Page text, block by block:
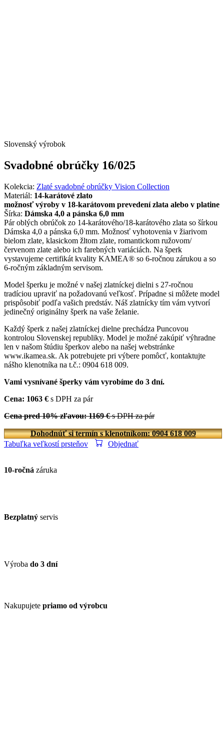
Slovenský výrobok
Svadobné obrúčky 16/025
Kolekcia: Zlaté svadobné obrúčky Vision Collection
Materiál: 14-karátové zlato
možnosť výroby v 18-karátovom prevedení zlata alebo v platine
Šírka: Dámska 4,0 a pánska 6,0 mm
Pár oblých obrúčok zo 14-karátového/18-karátového zlata so šírkou
Dámska 4,0 a pánska 6,0 mm. Možnosť vyhotovenia v žiarivom
bielom zlate, klasickom žltom zlate, romantickom ružovom/
červenom zlate alebo ich farebných variáciách. Na šperk
vystavujeme certifikát kvality KAMEA® so 6-ročnou zárukou a so
6-ročným základným servisom.
Model šperku je možné v našej zlatníckej dielni s 27-ročnou
tradíciou upraviť na požadovanú veľkosť. Prípadne si môžete model
prispôsobiť podľa vašich predstáv. Náš zlatnícky tím vám vytvorí
jedinečný originálny šperk na vaše želanie.
Každý šperk z našej zlatníckej dielne prechádza Puncovou
kontrolou Slovenskej republiky. Model je možné zakúpiť výhradne
len v našom štúdiu šperkov alebo na našej webstránke
www.ikamea.sk. Ak potrebujete pri výbere pomôcť, kontaktujte
nášho klenotníka na t.č.: 0904 618 009.
Vami vysnívané šperky vám vyrobíme do 3 dní.
Cena: 1063 € s DPH za pár
Cena pred 10% zľavou: 1169 €s DPH za pár
Dohodnúť si termín s klenotníkom: 0904 618 009
Tabuľka veľkostí prsteňov
Objednať
10-ročná záruka
Bezplatný servis
Výroba do 3 dní
Nakupujete priamo od výrobcu